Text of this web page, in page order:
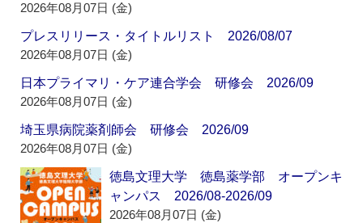
2026年08月07日 (金)
プレスリリース・タイトルリスト 2026/08/07
2026年08月07日 (金)
日本プライマリ・ケア連合学会 研修会 2026/09
2026年08月07日 (金)
埼玉県病院薬剤師会 研修会 2026/09
2026年08月07日 (金)
徳島文理大学 徳島薬学部 オープンキ
ャンパス 2026/08-2026/09
2026年08月07日 (金)